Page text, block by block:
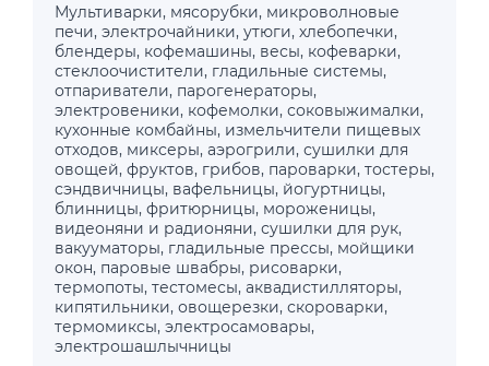
Мультиварки, мясорубки, микроволновые
печи, электрочайники, утюги, хлебопечки,
блендеры, кофемашины, весы, кофеварки,
стеклоочистители, гладильные системы,
отпариватели, парогенераторы,
электровеники, кофемолки, соковыжималки,
кухонные комбайны, измельчители пищевых
отходов, миксеры, аэрогрили, сушилки для
овощей, фруктов, грибов, пароварки, тостеры,
сэндвичницы, вафельницы, йогуртницы,
блинницы, фритюрницы, мороженицы,
видеоняни и радионяни, сушилки для рук,
вакууматоры, гладильные прессы, мойщики
окон, паровые швабры, рисоварки,
термопоты, тестомесы, аквадистилляторы,
кипятильники, овощерезки, скороварки,
термомиксы, электросамовары,
электрошашлычницы